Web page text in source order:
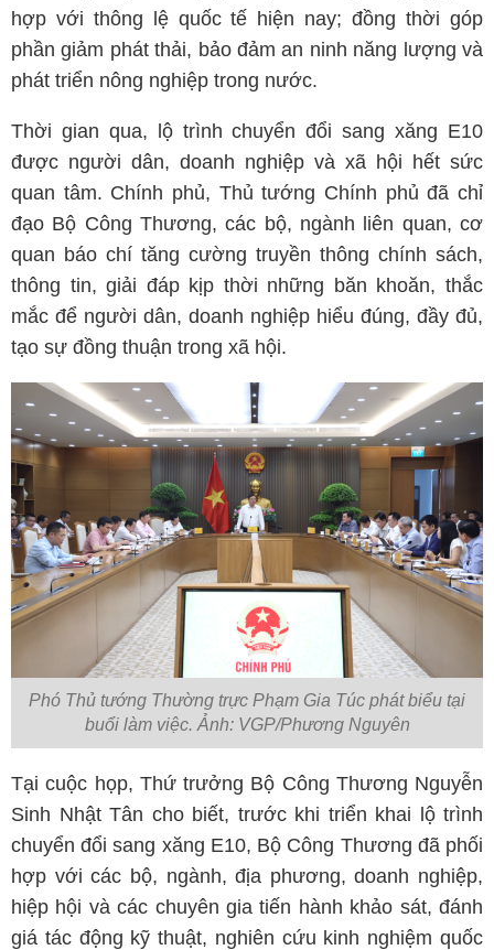
hợp với thông lệ quốc tế hiện nay; đồng thời góp
phần giảm phát thải, bảo đảm an ninh năng lượng và
phát triển nông nghiệp trong nước.
Thời gian qua, lộ trình chuyển đổi sang xăng E10
được người dân, doanh nghiệp và xã hội hết sức
quan tâm. Chính phủ, Thủ tướng Chính phủ đã chỉ
đạo Bộ Công Thương, các bộ, ngành liên quan, cơ
quan báo chí tăng cường truyền thông chính sách,
thông tin, giải đáp kịp thời những băn khoăn, thắc
mắc để người dân, doanh nghiệp hiểu đúng, đầy đủ,
tạo sự đồng thuận trong xã hội.
Phó Thủ tướng Thường trực Phạm Gia Túc phát biểu tại
buổi làm việc. Ảnh: VGP/Phương Nguyên
Tại cuộc họp, Thứ trưởng Bộ Công Thương Nguyễn
Sinh Nhật Tân cho biết, trước khi triển khai lộ trình
chuyển đổi sang xăng E10, Bộ Công Thương đã phối
hợp với các bộ, ngành, địa phương, doanh nghiệp,
hiệp hội và các chuyên gia tiến hành khảo sát, đánh
giá tác động kỹ thuật, nghiên cứu kinh nghiệm quốc